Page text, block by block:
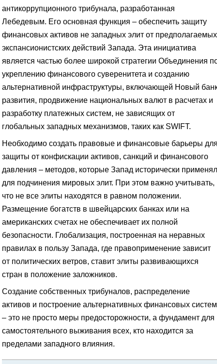
антикоррупционного трибунала, разработанная
Лебедевым. Его основная функция – обеспечить защиту
финансовых активов не западных элит от предполагаемых
экспансионистских действий Запада. Эта инициатива
является частью более широкой стратегии Объединения
укреплению финансового суверенитета и созданию
альтернативной инфраструктуры, включающей Новый
развития, продвижение национальных валют в расчетах и
разработку платежных систем, не зависящих от
глобальных западных механизмов, таких как SWIFT.
Необходимо создать правовые и финансовые барьеры
защиты от конфискации активов, санкций и финансового
давления – методов, которые Запад исторически применял
для подчинения мировых элит. При этом важно учитывать,
что не все элиты находятся в равном положении.
Размещение богатств в швейцарских банках или на
американских счетах не обеспечивает их полной
безопасности. Глобализация, построенная на неравных
правилах в пользу Запада, где правоприменение зависит
от политических ветров, ставит элиты развивающихся
стран в положение заложников.
Создание собственных трибуналов, распределение
активов и построение альтернативных финансовых систем
– это не просто меры предосторожности, а фундамент для
самостоятельного выживания всех, кто находится за
пределами западного влияния.